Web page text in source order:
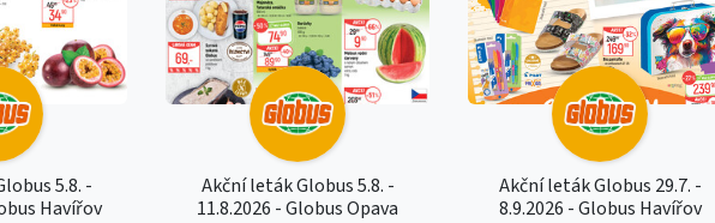
5.8. -
Havířov
Akční leták Globus 5.8. -
11.8.2026 - Globus Opava
Akční leták Globus 29.7. -
8.9.2026 - Globus Havířov